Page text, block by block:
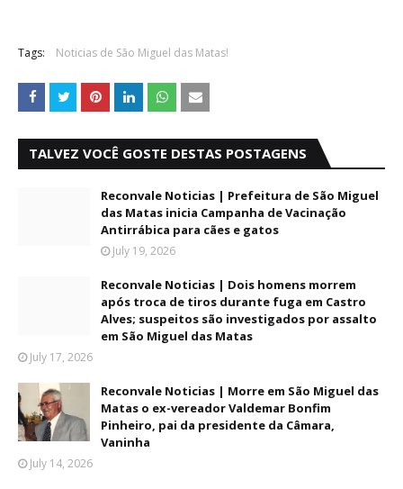
Tags: Noticias de São Miguel das Matas!
TALVEZ VOCÊ GOSTE DESTAS POSTAGENS
Reconvale Noticias | Prefeitura de São Miguel
das Matas inicia Campanha de Vacinação
Antirrábica para cães e gatos
July 19, 2026
Reconvale Noticias | Dois homens morrem
após troca de tiros durante fuga em Castro
Alves; suspeitos são investigados por assalto
em São Miguel das Matas
July 17, 2026
Reconvale Noticias | Morre em São Miguel das
Matas o ex-vereador Valdemar Bonfim
Pinheiro, pai da presidente da Câmara,
Vaninha
July 14, 2026